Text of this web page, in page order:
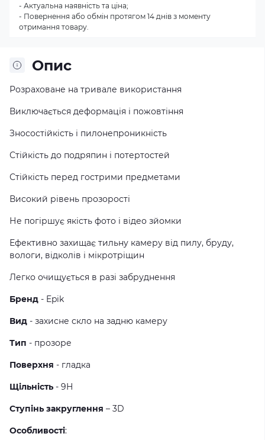
Опис
Розраховане на тривале використання
Виключається деформація і пожовтіння
Зносостійкість і пилонепроникність
Стійкість до подряпин і потертостей
Стійкість перед гострими предметами
Високий рівень прозорості
Не погіршує якість фото і відео зйомки
Ефективно захищає тильну камеру від пилу, бруду,
вологи, відколів і мікротріщин
Легко очищується в разі забруднення
Бренд - Epik
Вид - захисне скло на задню камеру
Тип - прозоре
Поверхня - гладка
Щільність - 9Н
Ступінь закруглення – 3D
Особливості:
- Актуальна наявність та ціна;
- Повернення або обмін протягом 14 днів з моменту
отримання товару.